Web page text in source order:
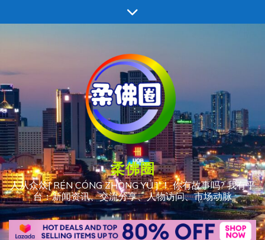
至
柔佛圈
人从众𠈌[ RÉN CÓNG ZHÒNG YÚ ] ！ 你有故事吗? 我有平
台：新闻资讯、交流分享、人物访问、市场动脉